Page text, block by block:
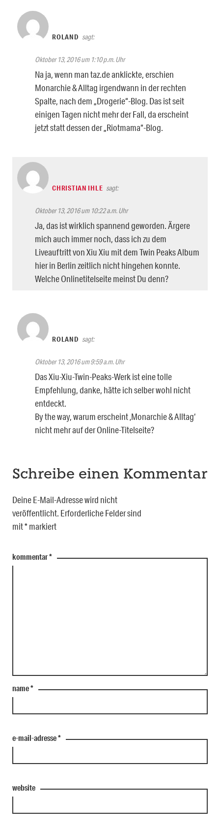
ROLAND sagt:
Oktober 13, 2016 um 1:10 p.m. Uhr
Na ja, wenn man taz.de anklickte, erschien
Monarchie & Alltag irgendwann in der rechten
Spalte, nach dem „Drogerie“-Blog. Das ist seit
einigen Tagen nicht mehr der Fall, da erscheint
jetzt statt dessen der „Riotmama“-Blog.
CHRISTIAN IHLE sagt:
Oktober 13, 2016 um 10:22 a.m. Uhr
Ja, das ist wirklich spannend geworden. Ärgere
mich auch immer noch, dass ich zu dem
Liveauftritt von Xiu Xiu mit dem Twin Peaks Album
hier in Berlin zeitlich nicht hingehen konnte.
Welche Onlinetitelseite meinst Du denn?
ROLAND sagt:
Oktober 13, 2016 um 9:59 a.m. Uhr
Das Xiu-Xiu-Twin-Peaks-Werk ist eine tolle
Empfehlung, danke, hätte ich selber wohl nicht
entdeckt.
By the way, warum erscheint ‚Monarchie & Alltag‘
nicht mehr auf der Online-Titelseite?
Schreibe einen Kommentar
Deine E-Mail-Adresse wird nicht
veröffentlicht. Erforderliche Felder sind
mit*markiert
kommentar*
name*
e-mail-adresse*
website